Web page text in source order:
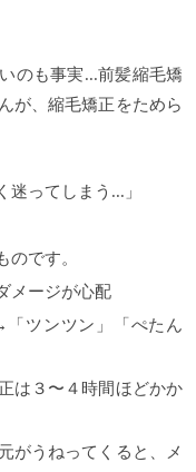
のも事実...前髪縮毛矯
が、縮毛矯正をためら
迷ってしまう...」
です。
メージが心配
ツンツン」「ぺたん
は３〜４時間ほどかか
がうねってくると、メ